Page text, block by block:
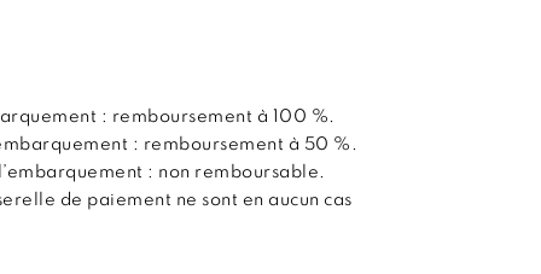
: remboursement à 100 %.
: remboursement à 50 %.
: non remboursable.
de paiement ne sont en aucun cas